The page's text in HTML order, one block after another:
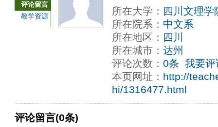
评论留言
教学资源
所在大学： 四川文理学
所在院系： 中文系
所在地区： 四川
所在城市： 达州
评论次数： 0条 我要评
本页网址： http://
hi/1316477.html
评论留言(0条)